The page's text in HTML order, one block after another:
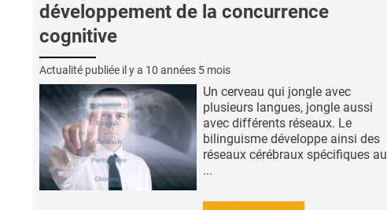
développement de la concurrence
cognitive
Actualité publiée il y a 10 années 5 mois
Un cerveau qui jongle avec
plusieurs langues, jongle aussi
avec différents réseaux. Le
bilinguisme développe ainsi des
réseaux cérébraux spécifiques au
...